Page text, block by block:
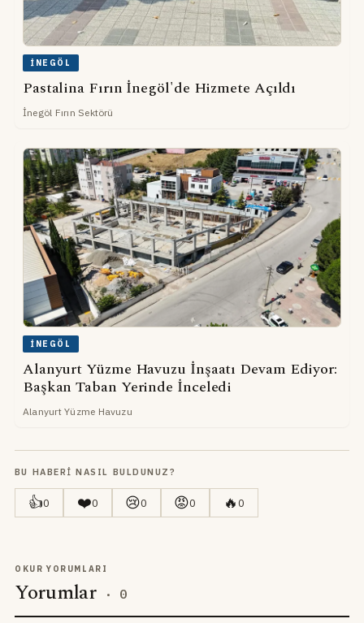
İNEGÖL
Pastalina Fırın İnegöl'de Hizmete Açıldı
İnegöl Fırın Sektörü
İNEGÖL
Alanyurt Yüzme Havuzu İnşaatı Devam Ediyor:
Başkan Taban Yerinde İnceledi
Alanyurt Yüzme Havuzu
BU HABERI NASIL BULDUNUZ?
👍0 ❤️0 😢0 😡0 🔥0
OKUR YORUMLARI
Yorumlar · 0